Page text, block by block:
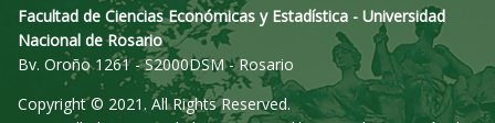
Facultad de Ciencias Económicas y Estadística - Universidad
Nacional de Rosario
Bv. Oroño 1261 - S2000DSM - Rosario
Copyright © 2021. All Rights Reserved.